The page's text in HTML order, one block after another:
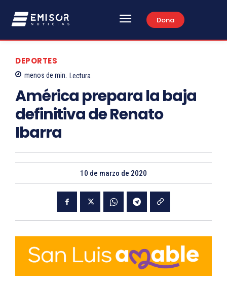
Dona
DEPORTES
menos de min. Lectura
América prepara la baja
definitiva de Renato
Ibarra
10 de marzo de 2020